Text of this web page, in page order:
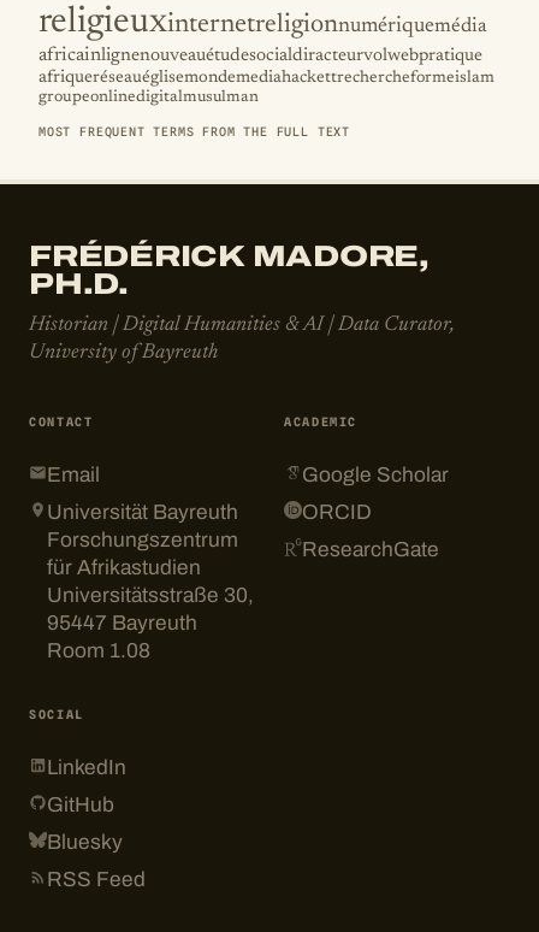
religieuxinternetreligionnumériquemédia
africainlignenouveauétudesocialdiracteurvolwebpratique
afriqueréseauéglisemondemediahackettrechercheformeislam
groupeonlinedigitalmusulman
MOST FREQUENT TERMS FROM THE FULL TEXT
FRÉDÉRICK MADORE,
PH.D.
Historian | Digital Humanities & AI | Data Curator,
University of Bayreuth
CONTACT
Email
Universität Bayreuth
Forschungszentrum
für Afrikastudien
Universitätsstraße 30,
95447 Bayreuth
Room 1.08
ACADEMIC
Google Scholar
ORCID
ResearchGate
SOCIAL
LinkedIn
GitHub
Bluesky
RSS Feed